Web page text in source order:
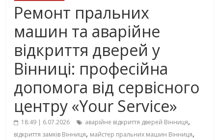
Ремонт пральних
машин та аварійне
відкриття дверей у
Вінниці: професійна
допомога від сервісного
центру «Your Service»
18:49 | 6.07.2026 аварійне відкриття дверей Вінниця,
відкриття замків Вінниця, майстер пральних машин Вінниця,